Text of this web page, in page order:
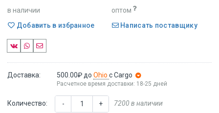
в наличии
оптом
Добавить в избранное
Написать поставщику
Доставка: 500.00₽ до Ohio с Cargo
Расчетное время доставки: 18-25 дней
Количество: - + 7200 в наличии